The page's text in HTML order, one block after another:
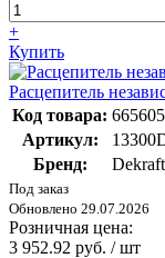
+
Купить
Расцепитель
Код товара:
Артикул:
Бренд:
Dekraft
Под заказ
Обновлено 29.07.2026
Розничная цена:
3 952.92 руб. / шт